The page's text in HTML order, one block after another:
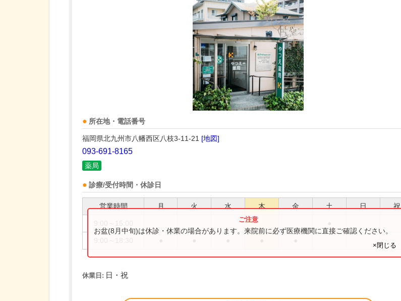
所在地・電話番号
福岡県北九州市八幡西区八枝3-11-21 [地図]
093-691-8165
薬局
診療/受付時間・休診日
営業時間 月 火 水 木 金 土 日 祝
お盆(8月中旬)は休診・休業の場合があります。来院前に必ず医療機関に直接ご確認ください。
×閉じる
休業日: 日・祝
来院される患者さんは、
近隣の保育園に通う1～2
歳のお子さんから20代…